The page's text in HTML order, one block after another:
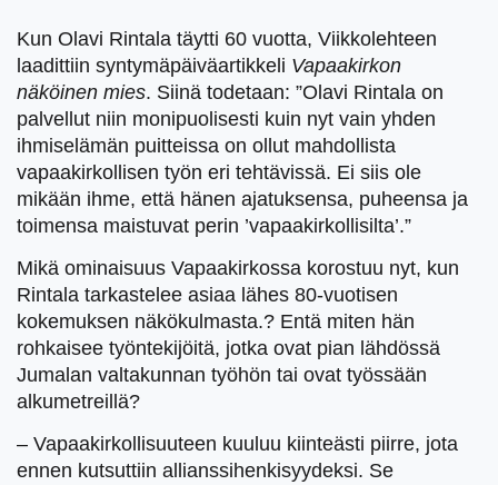
Kun Olavi Rintala täytti 60 vuotta, Viikkolehteen
laadittiin syntymäpäiväartikkeli Vapaakirkon
näköinen mies. Siinä todetaan: ”Olavi Rintala on
palvellut niin monipuolisesti kuin nyt vain yhden
ihmiselämän puitteissa on ollut mahdollista
vapaakirkollisen työn eri tehtävissä. Ei siis ole
mikään ihme, että hänen ajatuksensa, puheensa ja
toimensa maistuvat perin ’vapaakirkollisilta’.”
Mikä ominaisuus Vapaakirkossa korostuu nyt, kun
Rintala tarkastelee asiaa lähes 80-vuotisen
kokemuksen näkökulmasta.? Entä miten hän
rohkaisee työntekijöitä, jotka ovat pian lähdössä
Jumalan valtakunnan työhön tai ovat työssään
alkumetreillä?
– Vapaakirkollisuuteen kuuluu kiinteästi piirre, jota
ennen kutsuttiin allianssihenkisyydeksi. Se